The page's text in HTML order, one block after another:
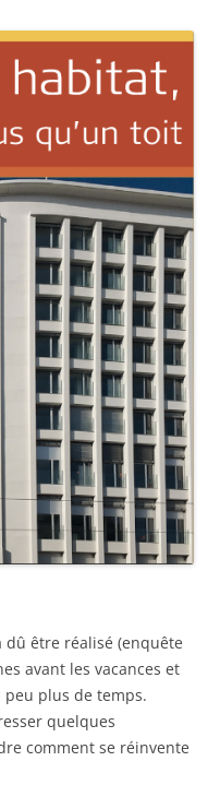
dû être réalisé (enquête
avant les vacances et
plus de temps.
quelques
comment se réinvente